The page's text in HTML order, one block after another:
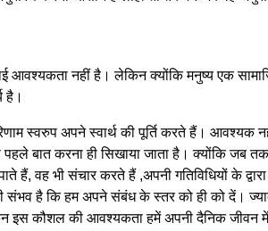
नहीं है। लेकिन क्योंकि मनुष्य एक
है।
स्वरुप अपने स्वार्थ की पूर्ति करते हैं। आवश्यक
पहले बात करना ही सिखाया जाता है। क्योंकि
हैं, वह भी संचार करते हैं ,अपनी गतिविधियों के
संभव है कि हम अपने संबंध के स्तर को ही को दें।
इस कौशल की आवश्यकता हमें अपनी दैनिक